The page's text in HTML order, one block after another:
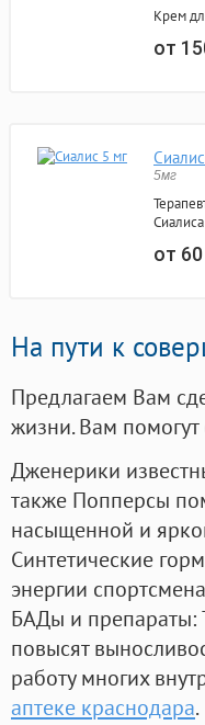
Крем
от
5мг
от
На пути к
Предлагаем Вам
жизни. Вам
Дженерики
также Попперсы
насыщенной и
Синтетические
энергии
БАДы и препараты:
повысят
работу многих
аптеке краснодара.